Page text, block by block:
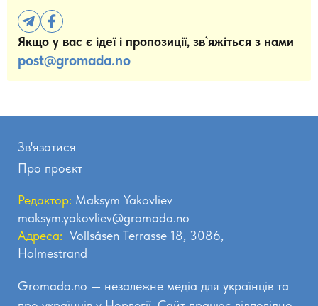
Якщо у вас є ідеї і пропозиції, зв`яжіться з нами
post@gromada.no
Зв'язатися
Про проєкт
Редактор: Maksym Yakovliev
maksym.yakovliev@gromada.no
Адреса: Vollsåsen Terrasse 18, 3086,
Holmestrand
Gromada.no — незалежне медіа для українців та